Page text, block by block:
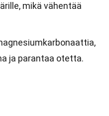
mikä vähentää
ja parantaa otetta.